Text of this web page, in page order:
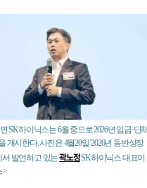
SK하이닉스는 6월 중으로 2026년 임금·단체
개시한다. 사진은 4월20일 '2026년 동반성장
서 발언하고 있는곽노정SK하이닉스 대표이
>